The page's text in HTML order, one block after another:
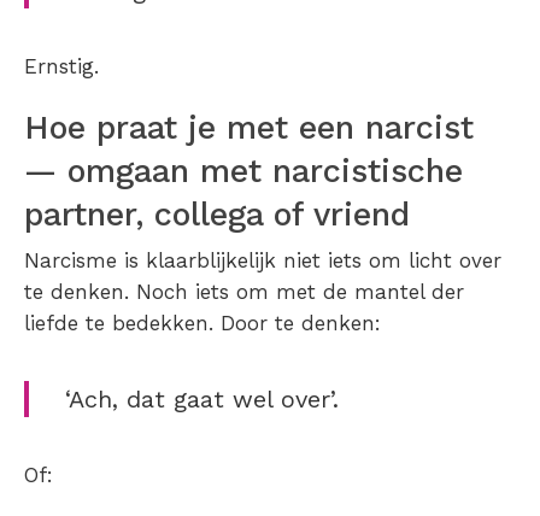
Ernstig.
Hoe praat je met een narcist
— omgaan met narcistische
partner, collega of vriend
Narcisme is klaarblijkelijk niet iets om licht over
te denken. Noch iets om met de mantel der
liefde te bedekken. Door te denken:
‘Ach, dat gaat wel over’.
Of: